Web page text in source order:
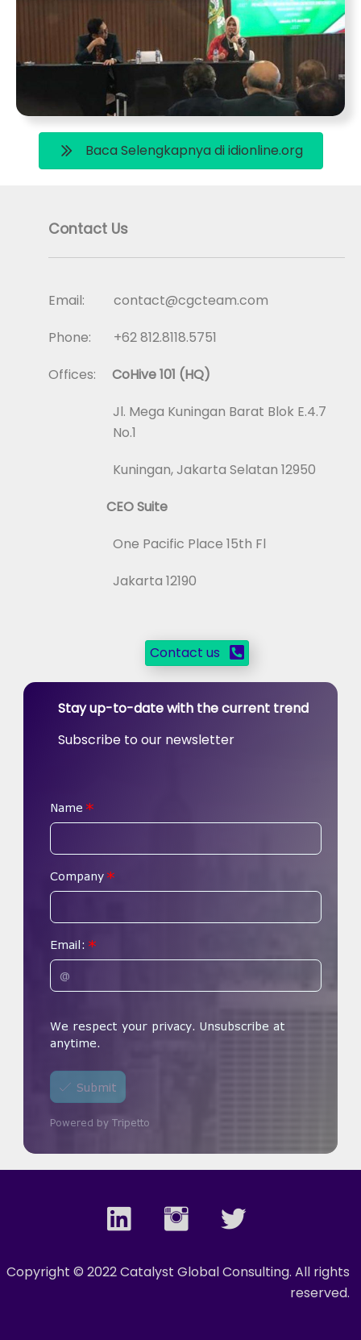
Baca Selengkapnya di idionline.org
Contact Us
Email: contact@cgcteam.com
Phone: +62 812.8118.5751
Offices: CoHive 101 (HQ)
Jl. Mega Kuningan Barat Blok E.4.7
No.1
Kuningan, Jakarta Selatan 12950
CEO Suite
One Pacific Place 15th Fl
Jakarta 12190
Contact us
Stay up-to-date with the current trend
Subscribe to our newsletter
Copyright © 2022 Catalyst Global Consulting. All rights
reserved.